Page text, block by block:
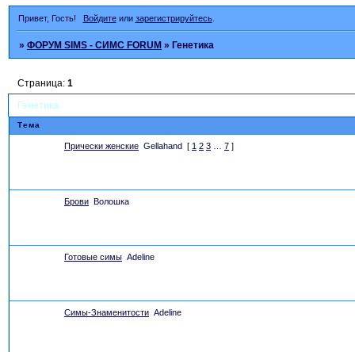
Привет, Гость! Войдитеили зарегистрируйтесь.
»ФОРУМ SIMS - СИМС FORUM »Генетика
Генетика
Страница:1
Тема
Прически женские Gellahand [ 1 2 3 7 ]
Брови Волошка
Готовые симы Adeline
Симы-Знаменитости Adeline